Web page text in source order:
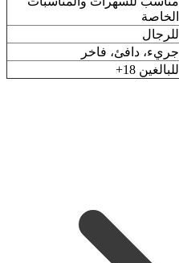
الخاصة
للرجال
جريء، دافئ، فاخر
للبالغين 18+